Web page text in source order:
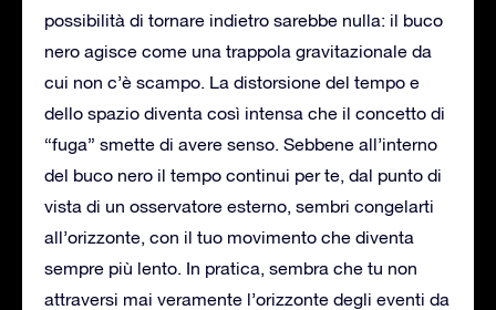
possibilità di tornare indietro sarebbe nulla: il buco
nero agisce come una trappola gravitazionale da
cui non c’è scampo. La distorsione del tempo e
dello spazio diventa così intensa che il concetto di
“fuga” smette di avere senso. Sebbene all’interno
del buco nero il tempo continui per te, dal punto di
vista di un osservatore esterno, sembri congelarti
all’orizzonte, con il tuo movimento che diventa
sempre più lento. In pratica, sembra che tu non
attraversi mai veramente l’orizzonte degli eventi da